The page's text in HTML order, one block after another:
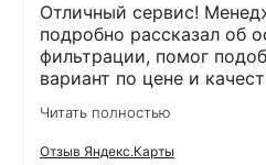
Отличный сервис!
подробно рассказал об
фильтрации, помог
вариант по цене и
отдельную
Дмитрию и сотруднику,
Читать полностью
Отзыв Яндекс.Карты